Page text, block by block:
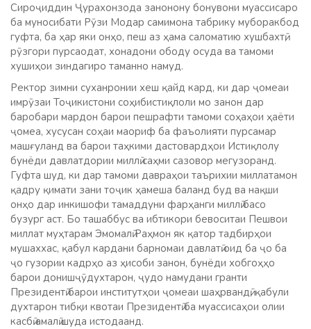
Сироҷиддин Ҷурахонзода занонону бонувони муассисаро
ба муносибати Рӯзи Модар самимона табрику муборакбод
гуфта, ба ҳар яки онҳо, пеш аз ҳама саломатию хушбахтӣ,
рӯзгори пурсаодат, хонадони ободу осуда ва тамоми
хушиҳои зиндагиро таманно намуд.
Ректор зимни суханронии хеш қайд кард, ки дар ҷомеаи
имрӯзаи Тоҷикистони соҳибистиқлоли мо занон дар
баробари мардон барои пешрафти тамоми соҳаҳои ҳаёти
ҷомеа, хусусан соҳаи маориф ба фаъолияти пурсамар
машғуланд ва барои таҳкими дастовардҳои Истиқлолу
бунёди давлатдории миллӣ саҳми сазовор мегузоранд.
Гуфта шуд, ки дар тамоми давраҳои таърихии миллатамон
қадру қимати зани тоҷик ҳамеша баланд буд ва нақши
онҳо дар инкишофи тамаддуни фарҳанги миллӣ басо
бузург аст. Бо ташаббус ва ибтикори бевоситаи Пешвои
миллат муҳтарам Эмомалӣ Раҳмон як қатор тадбирҳои
мушаххас, қабул кардани барномаи давлатӣ оид ба ҷо ба
ҷо гузории кадрҳо аз ҳисоби занон, бунёди хобгоҳҳо
барои донишҷӯдухтарон, ҷудо намудани гранти
Президентӣ барои институтҳои ҷомеаи шаҳрвандӣ, қабули
духтарон тибқи квотаи Президентӣ ба муассисаҳои олии
касбӣ амалӣ шуда истодаанд.